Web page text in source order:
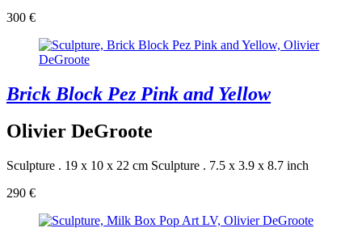
300 €
Brick Block Pez Pink and Yellow
Olivier DeGroote
Sculpture . 19 x 10 x 22 cm Sculpture . 7.5 x 3.9 x 8.7 inch
290 €